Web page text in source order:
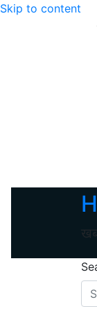
Skip to content